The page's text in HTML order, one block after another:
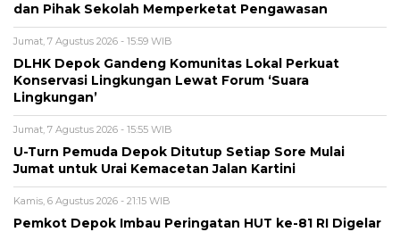
dan Pihak Sekolah Memperketat Pengawasan
Jumat, 7 Agustus 2026 - 15:59 WIB
DLHK Depok Gandeng Komunitas Lokal Perkuat
Konservasi Lingkungan Lewat Forum ‘Suara
Lingkungan’
Jumat, 7 Agustus 2026 - 15:55 WIB
U-Turn Pemuda Depok Ditutup Setiap Sore Mulai
Jumat untuk Urai Kemacetan Jalan Kartini
Kamis, 6 Agustus 2026 - 21:15 WIB
Pemkot Depok Imbau Peringatan HUT ke-81 RI Digelar